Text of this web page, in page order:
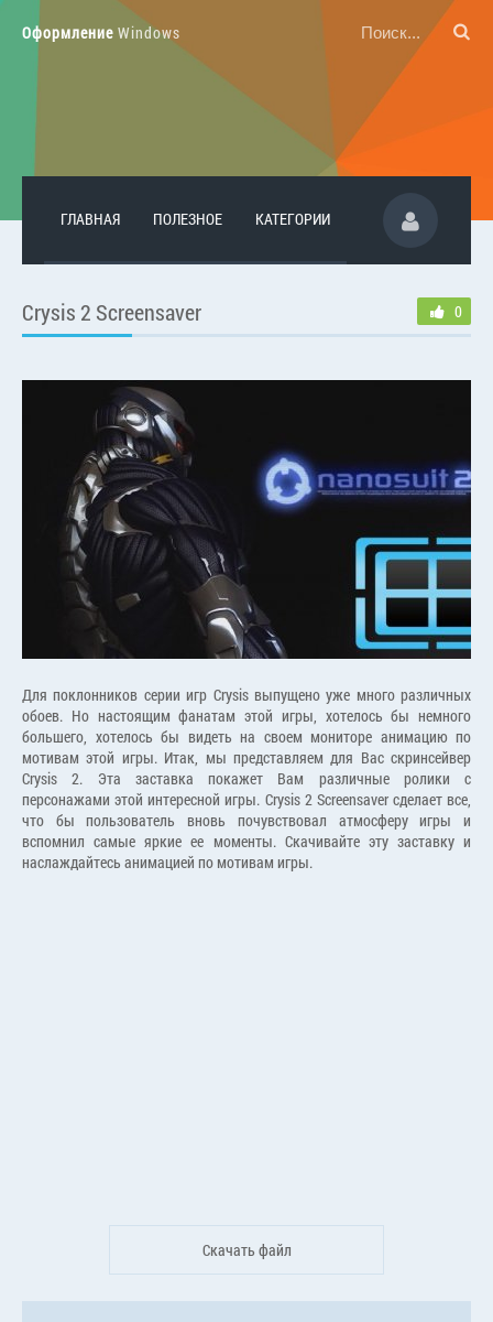
Оформление Windows
ГЛАВНАЯ ПОЛЕЗНОЕ КАТЕГОРИИ
Crysis 2 Screensaver 0
Для поклонников серии игр Crysis выпущено уже много различных
обоев. Но настоящим фанатам этой игры, хотелось бы немного
большего, хотелось бы видеть на своем мониторе анимацию по
мотивам этой игры. Итак, мы представляем для Вас скринсейвер
Crysis 2. Эта заставка покажет Вам различные ролики с
персонажами этой интересной игры. Crysis 2 Screensaver сделает все,
что бы пользователь вновь почувствовал атмосферу игры и
вспомнил самые яркие ее моменты. Скачивайте эту заставку и
наслаждайтесь анимацией по мотивам игры.
Скачать файл